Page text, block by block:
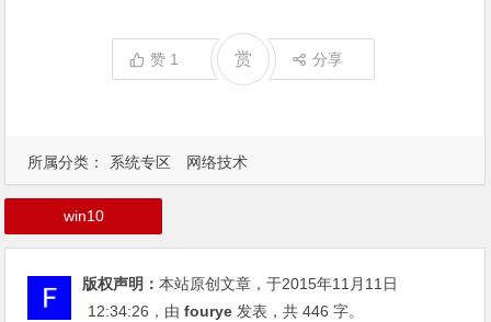
所属分类： 系统专区 网络技术
赞 1 赏 分享
win10
版权声明：本站原创文章，于2015年11月11日
12:34:26 ，由fourye 发表，共 446 字。